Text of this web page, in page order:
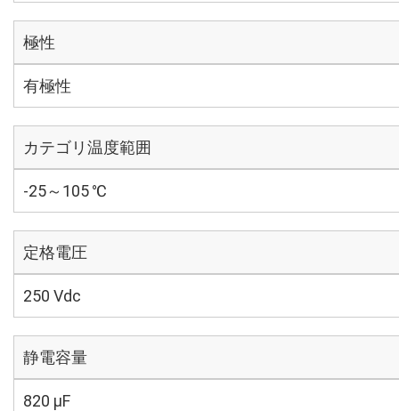
極性
有極性
カテゴリ温度範囲
-25～105 ℃
定格電圧
250 Vdc
静電容量
820 µF